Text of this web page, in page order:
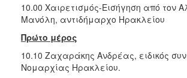
10.00 Χαιρετισμός-Εισήγηση από τον
Μανόλη, αντιδήμαρχο Ηρακλείου
Πρώτο μέρος
10.10 Ζαχαράκης Ανδρέας, ειδικός
Νομαρχίας Ηρακλείου.